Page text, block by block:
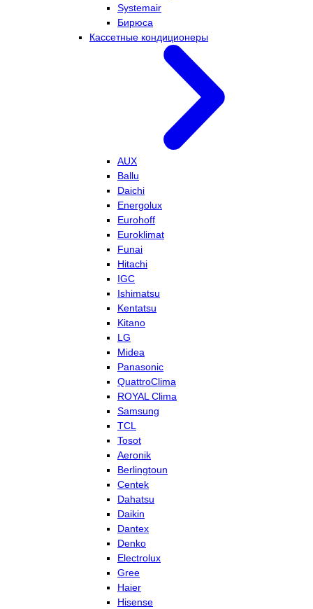
Systemair
Бирюса
Кассетные кондиционеры
AUX
Ballu
Daichi
Energolux
Eurohoff
Euroklimat
Funai
Hitachi
IGC
Ishimatsu
Kentatsu
Kitano
LG
Midea
Panasonic
QuattroClima
ROYAL Clima
Samsung
TCL
Tosot
Aeronik
Berlingtoun
Centek
Dahatsu
Daikin
Dantex
Denko
Electrolux
Gree
Haier
Hisense